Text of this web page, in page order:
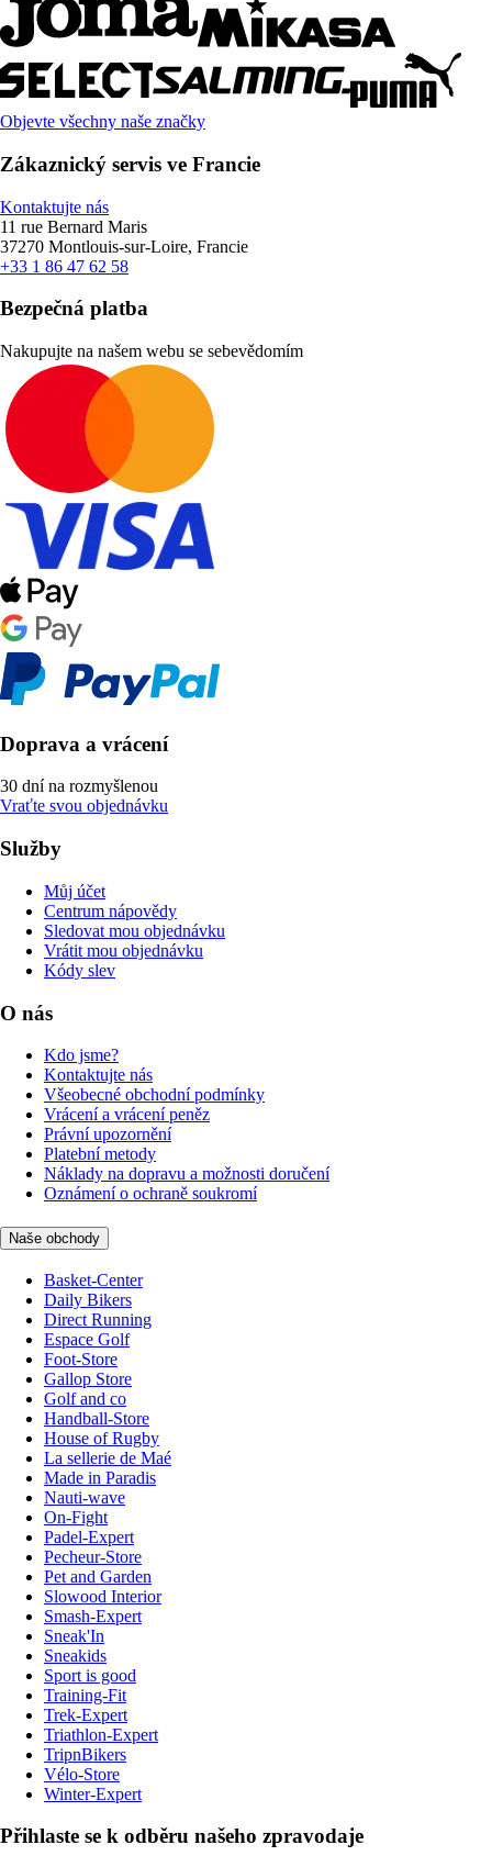
Objevte všechny naše značky
Zákaznický servis ve Francie
Kontaktujte nás
11 rue Bernard Maris
37270 Montlouis-sur-Loire, Francie
+33 1 86 47 62 58
Bezpečná platba
Nakupujte na našem webu se sebevědomím
Doprava a vrácení
30 dní na rozmyšlenou
Vraťte svou objednávku
Služby
Můj účet
Centrum nápovědy
Sledovat mou objednávku
Vrátit mou objednávku
Kódy slev
O nás
Kdo jsme?
Kontaktujte nás
Všeobecné obchodní podmínky
Vrácení a vrácení peněz
Právní upozornění
Platební metody
Náklady na dopravu a možnosti doručení
Oznámení o ochraně soukromí
Naše obchody
Basket-Center
Daily Bikers
Direct Running
Espace Golf
Foot-Store
Gallop Store
Golf and co
Handball-Store
House of Rugby
La sellerie de Maé
Made in Paradis
Nauti-wave
On-Fight
Padel-Expert
Pecheur-Store
Pet and Garden
Slowood Interior
Smash-Expert
Sneak'In
Sneakids
Sport is good
Training-Fit
Trek-Expert
Triathlon-Expert
TripnBikers
Vélo-Store
Winter-Expert
Přihlaste se k odběru našeho zpravodaje